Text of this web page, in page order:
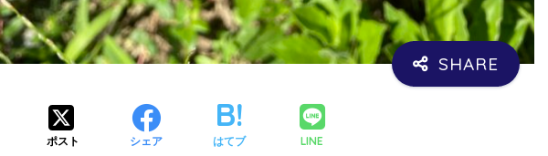
ポスト シェア はてブ LINE